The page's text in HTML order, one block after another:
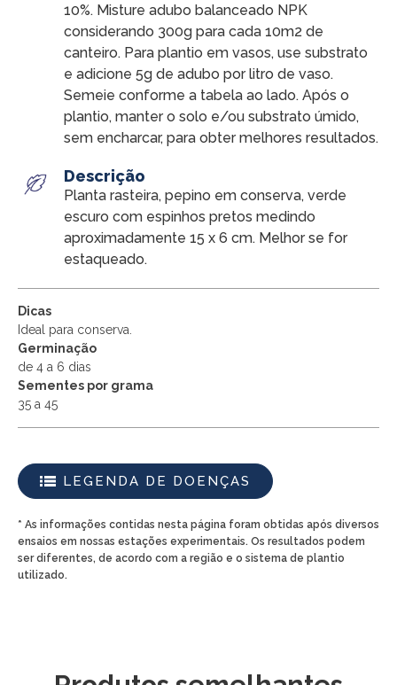
10%. Misture adubo balanceado NPK
considerando 300g para cada 10m2 de
canteiro. Para plantio em vasos, use substrato
e adicione 5g de adubo por litro de vaso.
Semeie conforme a tabela ao lado. Após o
plantio, manter o solo e/ou substrato úmido,
sem encharcar, para obter melhores resultados.
Descrição
Planta rasteira, pepino em conserva, verde
escuro com espinhos pretos medindo
aproximadamente 15 x 6 cm. Melhor se for
estaqueado.
Dicas
Ideal para conserva.
Germinação
de 4 a 6 dias
Sementes por grama
35 a 45
LEGENDA DE DOENÇAS
* As informações contidas nesta página foram obtidas após diversos
ensaios em nossas estações experimentais. Os resultados podem
ser diferentes, de acordo com a região e o sistema de plantio
utilizado.